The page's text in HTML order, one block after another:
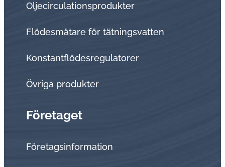
Oljecirculationsprodukter
Flödesmätare för tätningsvatten
Konstantflödesregulatorer
Övriga produkter
Företaget
Företagsinformation